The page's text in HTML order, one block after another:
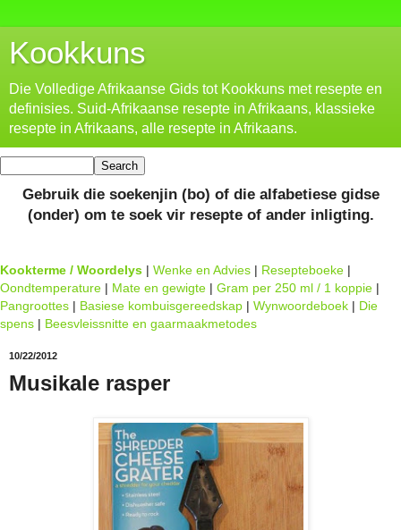
Kookkuns
Die Volledige Afrikaanse Gids tot Kookkuns met resepte en
definisies. Suid-Afrikaanse resepte in Afrikaans, klassieke
resepte in Afrikaans, alle resepte in Afrikaans.
Gebruik die soekenjin (bo) of die alfabetiese gidse
(onder) om te soek vir resepte of ander inligting.
Kookterme / Woordelys | Wenke en Advies | Resepteboeke |
Oondtemperature | Mate en gewigte | Gram per 250 ml / 1 koppie |
Pangroottes | Basiese kombuisgereedskap | Wynwoordeboek | Die
spens | Beesvleissnitte en gaarmaakmetodes
10/22/2012
Musikale rasper